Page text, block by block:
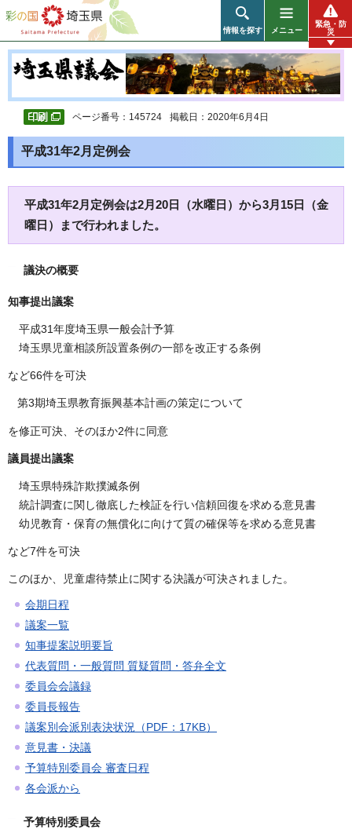
彩の国 埼玉県
情報を探す メニュー
緊急・防
災
ページ番号：145724 掲載日：2020年6月4日
平成31年2月定例会
平成31年2月定例会は2月20日（水曜日）から3月15日（金
曜日）まで行われました。
議決の概要
知事提出議案
平成31年度埼玉県一般会計予算
埼玉県児童相談所設置条例の一部を改正する条例
など66件を可決
第3期埼玉県教育振興基本計画の策定について
を修正可決、そのほか2件に同意
議員提出議案
埼玉県特殊詐欺撲滅条例
統計調査に関し徹底した検証を行い信頼回復を求める意見書
幼児教育・保育の無償化に向けて質の確保等を求める意見書
など7件を可決
このほか、児童虐待禁止に関する決議が可決されました。
会期日程
議案一覧
知事提案説明要旨
代表質問・一般質問 質疑質問・答弁全文
委員会会議録
委員長報告
議案別会派別表決状況（PDF：17KB）
意見書・決議
予算特別委員会 審査日程
各会派から
予算特別委員会